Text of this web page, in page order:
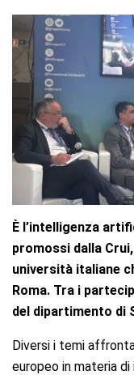
È l’intelligenza
promossi dalla
università italiane
Roma. Tra i
del dipartimento di
Diversi i temi
europeo in materia